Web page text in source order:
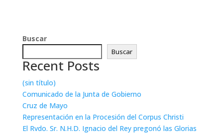
Buscar
Buscar
Recent Posts
(sin título)
Comunicado de la Junta de Gobierno
Cruz de Mayo
Representación en la Procesión del Corpus Christi
El Rvdo. Sr. N.H.D. Ignacio del Rey pregonó las Glorias